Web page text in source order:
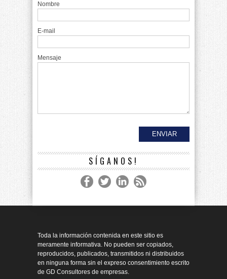
Nombre
E-mail
Mensaje
SÍGANOS!
Toda la información contenida en este sitio es
meramente informativa. No pueden ser copiados,
reproducidos, publicados, transmitidos ni distribuidos
en ninguna forma sin el expreso consentimiento escrito
de GD Consultores de empresas.